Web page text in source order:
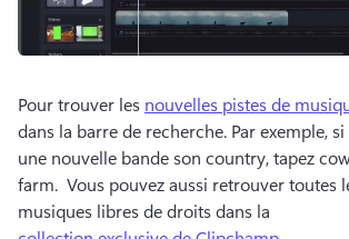
Pour trouver les nouvelles pistes de
dans la barre de recherche. Par exemple,
une nouvelle bande son country, tapez
farm. Vous pouvez aussi retrouver toutes
musiques libres de droits dans la